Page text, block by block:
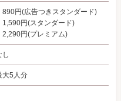
890円(広告つきスタンダード)
1,590円(スタンダード)
2,290円(プレミアム)
し
大5人分